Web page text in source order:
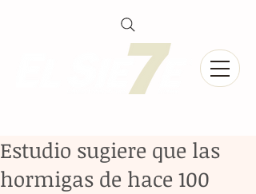
Estudio sugiere que las
hormigas de hace 100